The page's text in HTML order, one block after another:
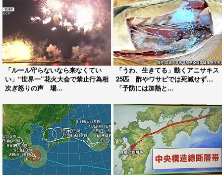
「ルール守らないなら来なくてい
い」“世界一”花火大会で禁止行為相
次ぎ怒りの声 場...
「うわ、生きてる」動くアニサキス
25匹 酢やワサビでは死滅せず…
「予防には加熱と...